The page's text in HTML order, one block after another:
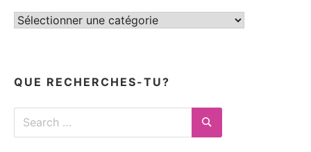
Tous
QUE RECHERCHES-TU?
Search
Search